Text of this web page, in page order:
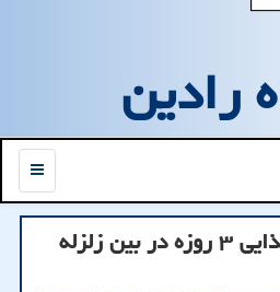
رادین
منو
توزیع ۱۹۶۵ بسته غذایی ۳ روزه در بین زلزله